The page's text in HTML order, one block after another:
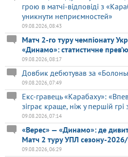
грою в матчі-відповіді з
уникнути неприємностей»
09.08.2026, 08:43
Матч 2-го туру чемпіонату
«Динамо»: статистичне прев’ю
09.08.2026, 08:17
Довбик дебютував за
09.08.2026, 07:49
Екс-гравець «Карабаху»:
зіграє краще, ніж у першій
09.08.2026, 07:14
«Верес» — «Динамо»: де
Матч 2 туру УПЛ сезону-
09.08.2026, 06:29